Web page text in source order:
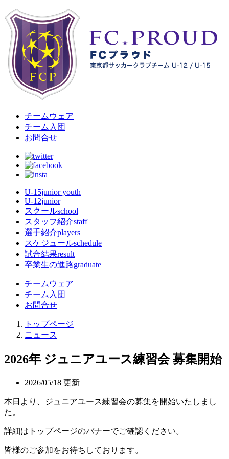
チームウェア
チーム入団
お問合せ
U-15junior youth
U-12junior
スクールschool
スタッフ紹介staff
選手紹介players
スケジュールschedule
試合結果result
卒業生の進路graduate
チームウェア
チーム入団
お問合せ
トップページ
ニュース
2026年 ジュニアユース練習会 募集開始
2026/05/18 更新
本日より、ジュニアユース練習会の募集を開始いたしまし
た。
詳細はトップページのバナーでご確認ください。
皆様のご参加をお待ちしております。